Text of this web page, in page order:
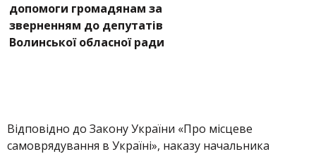
допомоги громадянам за
зверненням до депутатів
Волинської обласної ради
Відповідно до Закону України «Про місцеве
самоврядування в Україні», наказу начальника